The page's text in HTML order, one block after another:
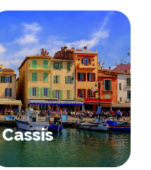
Cassis